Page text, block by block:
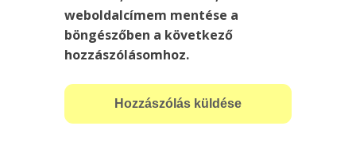
weboldalcímem mentése a
böngészőben a következő
hozzászólásomhoz.